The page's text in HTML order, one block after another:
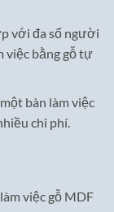
với đa số người
việc bằng gỗ tự
bàn làm việc
chi phí.
việc gỗ MDF